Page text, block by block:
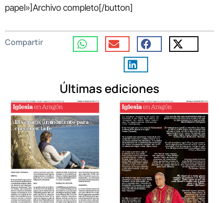
papel»]Archivo completo[/button]
Compartir
Últimas ediciones